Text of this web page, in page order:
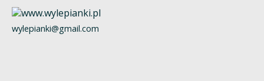
wylepianki@gmail.com